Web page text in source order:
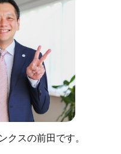
クスの前田です。